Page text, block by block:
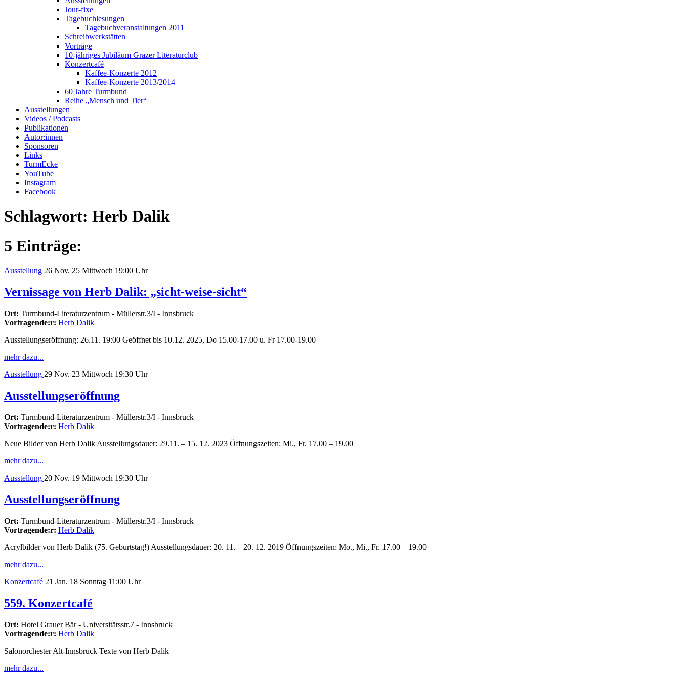
Jour-fixe
Tagebuchlesungen
Tagebuchveranstaltungen 2011
Schreibwerkstätten
Vorträge
10-jähriges Jubiläum Grazer Literaturclub
Konzertcafé
Kaffee-Konzerte 2012
Kaffee-Konzerte 2013/2014
60 Jahre Turmbund
Reihe „Mensch und Tier“
Ausstellungen
Videos / Podcasts
Publikationen
Autor:innen
Sponsoren
Links
TurmEcke
YouTube
Instagram
Facebook
Schlagwort: Herb Dalik
5 Einträge:
Ausstellung 26 Nov. 25 Mittwoch 19:00 Uhr
Vernissage von Herb Dalik: „sicht-weise-sicht“
Ort: Turmbund-Literaturzentrum - Müllerstr.3/I - Innsbruck
Vortragende:r: Herb Dalik
Ausstellungseröffnung: 26.11. 19:00 Geöffnet bis 10.12. 2025, Do 15.00-17.00 u. Fr 17.00-19.00
mehr dazu...
Ausstellung 29 Nov. 23 Mittwoch 19:30 Uhr
Ausstellungseröffnung
Ort: Turmbund-Literaturzentrum - Müllerstr.3/I - Innsbruck
Vortragende:r: Herb Dalik
Neue Bilder von Herb Dalik Ausstellungsdauer: 29.11. – 15. 12. 2023 Öffnungszeiten: Mi., Fr. 17.00 – 19.00
mehr dazu...
Ausstellung 20 Nov. 19 Mittwoch 19:30 Uhr
Ausstellungseröffnung
Ort: Turmbund-Literaturzentrum - Müllerstr.3/I - Innsbruck
Vortragende:r: Herb Dalik
Acrylbilder von Herb Dalik (75. Geburtstag!) Ausstellungsdauer: 20. 11. – 20. 12. 2019 Öffnungszeiten: Mo., Mi., Fr. 17.00 – 19.00
mehr dazu...
Konzertcafé 21 Jan. 18 Sonntag 11:00 Uhr
559. Konzertcafé
Ort: Hotel Grauer Bär - Universitätsstr.7 - Innsbruck
Vortragende:r: Herb Dalik
Salonorchester Alt-Innsbruck Texte von Herb Dalik
mehr dazu...